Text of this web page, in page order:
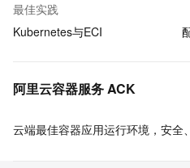
最佳实践
Kubernetes与ECI
阿里云容器服务 ACK
云端最佳容器应用运行环境，安全